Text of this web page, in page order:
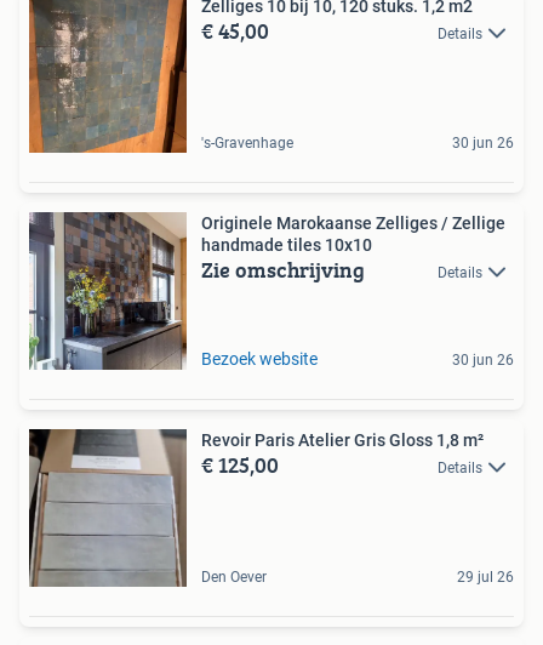
Zelliges 10 bij 10, 120 stuks. 1,2 m2
€ 45,00 Details
's-Gravenhage 30 jun 26
Originele Marokaanse Zelliges / Zellige
handmade tiles 10x10
Zie omschrijving Details
Bezoek website 30 jun 26
Revoir Paris Atelier Gris Gloss 1,8 m²
€ 125,00 Details
Den Oever 29 jul 26